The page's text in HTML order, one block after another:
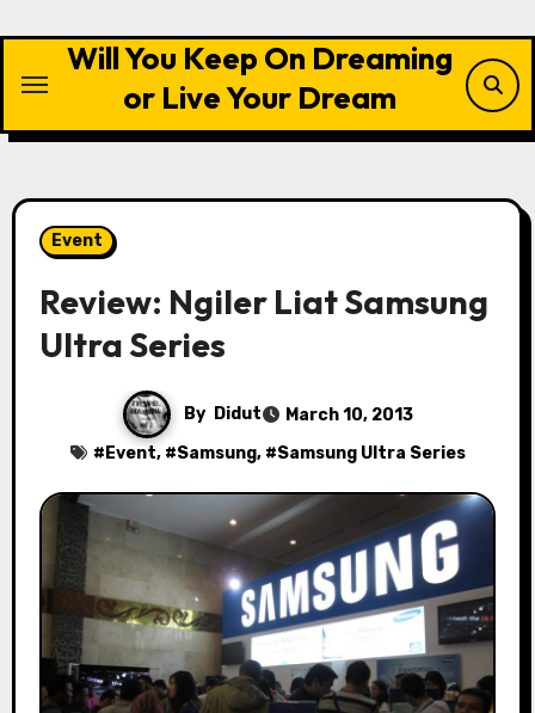
content
Will You Keep On Dreaming
or Live Your Dream
Event
Review: Ngiler Liat Samsung
Ultra Series
By Didut
March 10, 2013
# Event, #Samsung, #Samsung Ultra Series